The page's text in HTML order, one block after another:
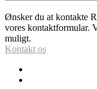
Ønsker du at kontakte
vores kontaktformular.
muligt.
Kontakt os